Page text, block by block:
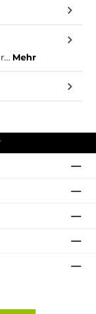
Mehr